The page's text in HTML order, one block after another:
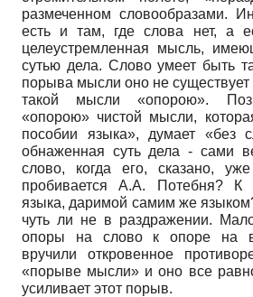
размеченном словообразами.
есть и там, где слова нет, а
целеустремленная мысль,
сутью дела. Слово умеет быть
порыва мысли оно не существует
такой мысли «опорою».
«опорою» чистой мысли,
пособии языка», думает «без
обнаженная суть дела - сами
слово, когда его, сказано,
пробивается А.А. Потебня? К
языка, даримой самим же
чуть ли не в раздражении.
опоры на слово к опоре на
вручили откровенное
«порыве мысли» и оно все
усиливает этот порыв.